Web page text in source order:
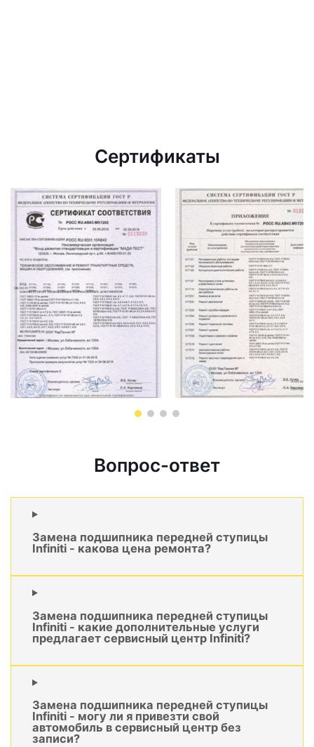
Сертификаты
Вопрос-ответ
Замена подшипника передней ступицы
Infiniti - какова цена ремонта?
Замена подшипника передней ступицы
Infiniti - какие дополнительные услуги
предлагает сервисный центр Infiniti?
Замена подшипника передней ступицы
Infiniti - могу ли я привезти свой
автомобиль в сервисный центр без
записи?